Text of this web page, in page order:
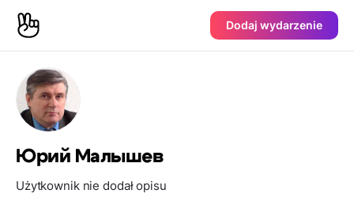
Dodaj wydarzenie
Юрий Малышев
Użytkownik nie dodał opisu